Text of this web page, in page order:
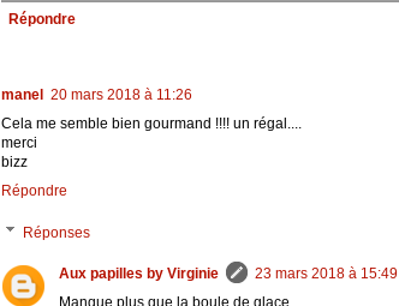
Répondre
manel 20 mars 2018 à 11:26
Cela me semble bien gourmand !!!! un régal....
merci
bizz
Répondre
Réponses
Aux papilles by Virginie
23 mars 2018 à 15:49
Manque plus que la boule de glace